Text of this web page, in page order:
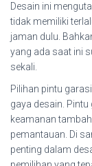
Desain ini
tidak memiliki
jaman dulu.
yang ada saat ini
sekali.
Pilihan pintu
gaya desain.
keamanan
pemantauan. Di
penting dalam